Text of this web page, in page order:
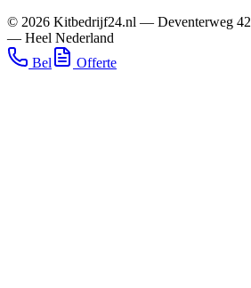
© 2026 Kitbedrijf24.nl — Deventerweg 42
— Heel Nederland
Bel
Offerte